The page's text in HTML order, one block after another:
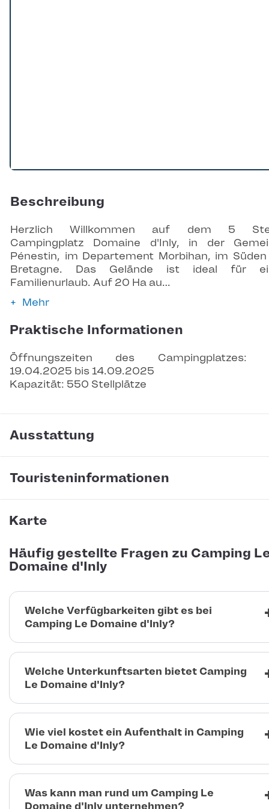
Beschreibung
Herzlich Willkommen auf dem 5
Campingplatz Domaine d'Inly, in der
Pénestin, im Departement Morbihan, im
Bretagne. Das Gelände ist ideal für
Familienurlaub. Auf 20 Ha au…
Mehr
Praktische Informationen
Öffnungszeiten des Campingplatzes:
19.04.2025 bis 14.09.2025
Kapazität: 550 Stellplätze
Ausstattung
Touristeninformationen
Karte
Häufig gestellte Fragen zu Camping
Domaine d'Inly
Welche Verfügbarkeiten gibt es bei
Camping Le Domaine d'Inly?
Welche Unterkunftsarten bietet Camping
Le Domaine d'Inly?
Wie viel kostet ein Aufenthalt in Camping
Le Domaine d'Inly?
Was kann man rund um Camping Le
Domaine d'Inly unternehmen?